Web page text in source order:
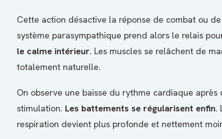
Cette action désactive la réponse de combat ou
système parasympathique prend alors le relais
le calme intérieur. Les muscles se relâchent de
totalement naturelle.
On observe une baisse du rythme cardiaque après
stimulation. Les battements se régularisent enfin.
respiration devient plus profonde et nettement